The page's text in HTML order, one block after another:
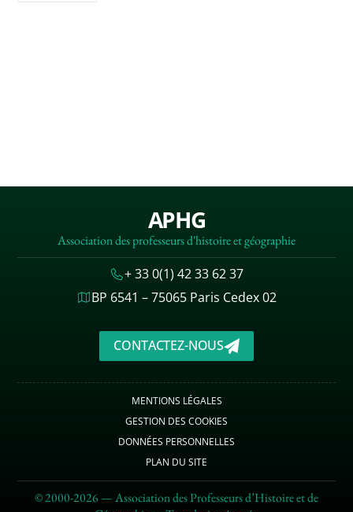
APHG
Association des professeurs d'histoire et géographie
+ 33 0(1) 42 33 62 37
BP 6541 – 75065 Paris Cedex 02
CONTACTEZ-NOUS
MENTIONS LÉGALES
GESTION DES COOKIES
DONNÉES PERSONNELLES
PLAN DU SITE
© 2000-2026 — Association des Professeurs d’Histoire et de